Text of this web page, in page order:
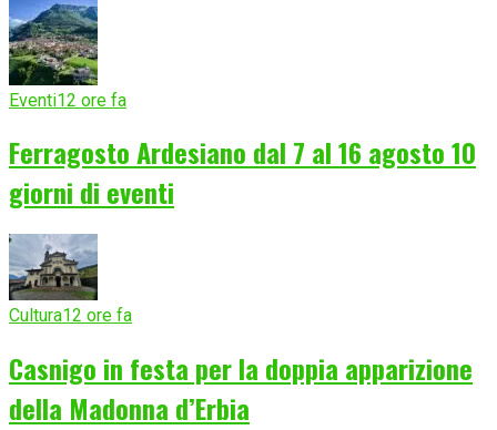
Eventi12 ore fa
Ferragosto Ardesiano dal 7 al 16 agosto 10
giorni di eventi
Cultura12 ore fa
Casnigo in festa per la doppia apparizione
della Madonna d’Erbia